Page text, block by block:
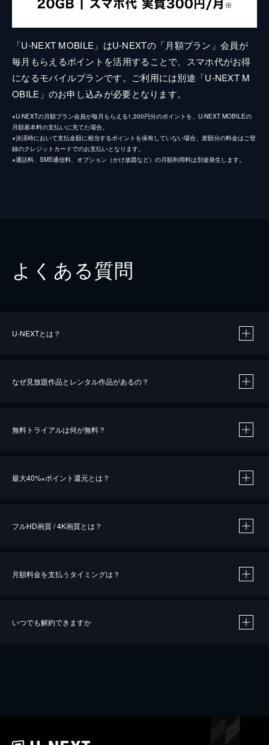
「U-NEXT MOBILE」はU-NEXTの「月額プラン」会員が
毎月もらえるポイントを活用することで、スマホ代がお得
になるモバイルプランです。ご利用には別途「U-NEXT M
OBILE」のお申し込みが必要となります。
※U-NEXTの月額プラン会員が毎月もらえる1,200円分のポイントを、U-NEXT MOBILEの
月額基本料の支払いに充てた場合。
※決済時において支払金額に相当するポイントを保有していない場合、差額分の料金はご登
録のクレジットカードでのお支払いとなります。
※通話料、SMS通信料、オプション（かけ放題など）の月額利用料は別途発生します。
よくある質問
U-NEXTとは？
なぜ見放題作品とレンタル作品があるの？
無料トライアルは何が無料？
最大40%※ポイント還元とは？
※40％ポイント還元の対象は、クレジットカード決済による作品の購入 / レンタルです。
iOSアプリのUコイン決済による作品の購入 / レンタルは、20％のポイント還元です。
フルHD画質 / 4K画質とは？
月額料金を支払うタイミングは？
いつでも解約できますか